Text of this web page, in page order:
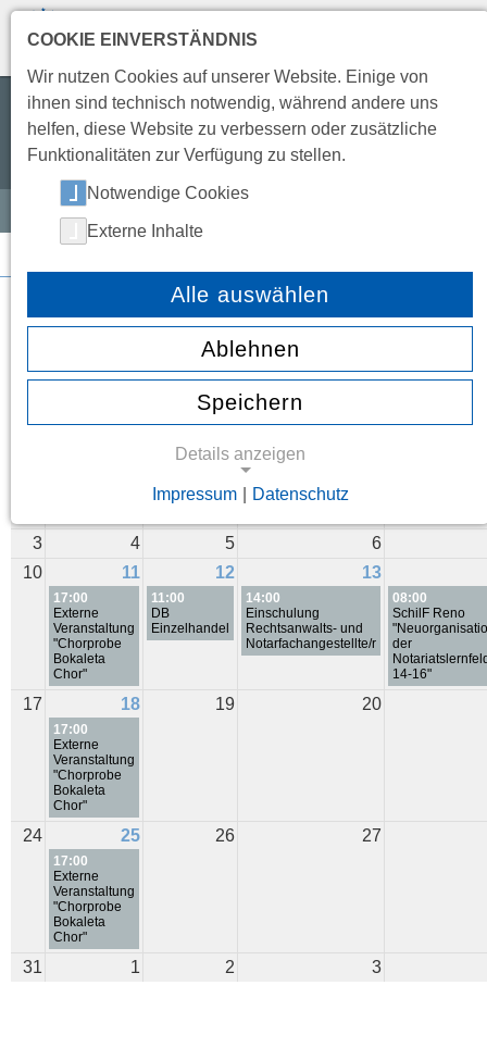
Wir wollen eine Schule leben,
die offen, freundlich, entwicklungsfähig
und partnerschaftlich ist.
August 2026
Mi. Do.
3 4 5
6
10
11
17:00
Externe
Veranstaltung
"Chorprobe
Bokaleta
Chor"
12
11:00
DB
Einzelhandel
13
14:00
Einschulung
Rechtsanwalts- und
Notarfachangestellte/r
08:00
SchilF Reno
der
14-16"
17 18
17:00
Externe
Veranstaltung
"Chorprobe
Bokaleta
Chor"
19 20
24 25
17:00
Externe
Veranstaltung
"Chorprobe
Bokaleta
Chor"
26 27
31 1 2 3
COOKIE EINVERSTÄNDNIS
Wir nutzen Cookies auf unserer Website. Einige von
ihnen sind technisch notwendig, während andere uns
helfen, diese Website zu verbessern oder zusätzliche
Funktionalitäten zur Verfügung zu stellen.
Notwendige Cookies
Externe Inhalte
Alle auswählen
Ablehnen
Speichern
Details anzeigen
Impressum Datenschutz